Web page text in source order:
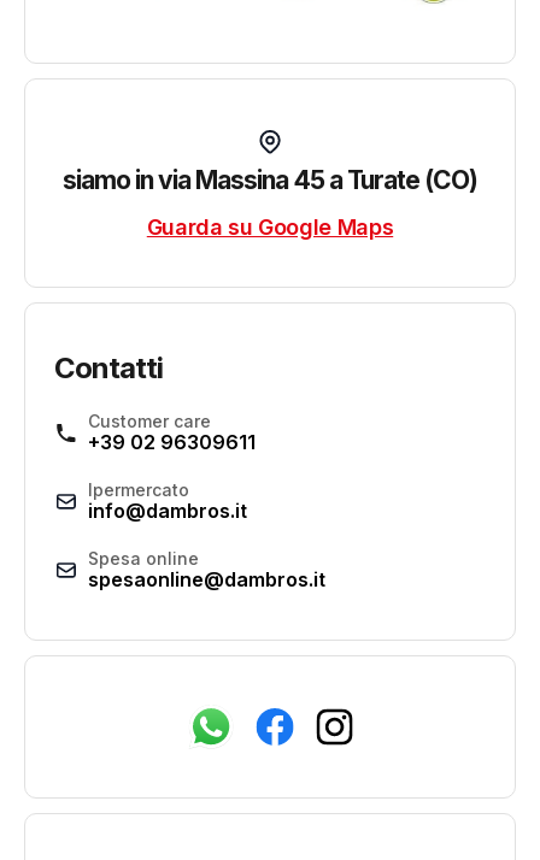
siamo in via Massina 45 a Turate (CO)
Guarda su Google Maps
Contatti
Customer care
+39 02 96309611
Ipermercato
info@dambros.it
Spesa online
spesaonline@dambros.it